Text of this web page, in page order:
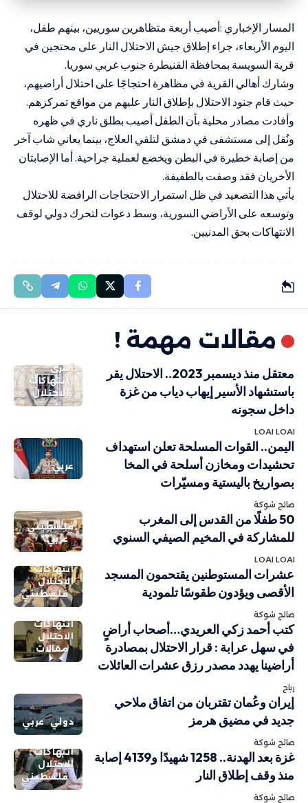
المسار الإخباري :أصيب أربعة متظاهرين سوريين، بينهم طفل،
اليوم الأربعاء، جراء إطلاق جيش الاحتلال النار على محتجين في
قرية السويسة بمحافظة القنيطرة جنوب غربي سوريا.
وشارك أهالي القرية في مظاهرة احتجاجًا على احتلال أراضيهم،
حيث قام جنود الاحتلال بإطلاق النار عليهم من مواقع تمركزهم.
وأفادت مصادر محلية بأن الطفل أصيب بطلق ناري في ظهره
ونُقل إلى مستشفى في دمشق لتلقي العلاج، بينما يعاني شاب آخر
من إصابة خطيرة في البطن ويخضع لعملية جراحية. أما الإصابتان
الأخريان فقد وصفت بالطفيفة.
يأتي هذا التصعيد في ظل استمرار الاحتجاجات الرافضة للاحتلال
وتوسعه على الأراضي السورية، وسط دعوات لتحرك دولي لوقف
الانتهاكات بحق المدنيين.
مقالات مهمة !
أسرى
انتهاكات
الاحتلال
معتقل منذ ديسمبر 2023.. الاحتلال يقر
باستشهاد الأسير إيهاب دياب من غزة
داخل سجونه
LOAI LOAI
عربي
اليمن.. القوات المسلحة تعلن استهداف
تحشيدات ومخازن أسلحة في المخا
بصواريخ باليستية ومسيّرات
صالح شوكة
فلسطيني
عربي
50 طفلًا من القدس إلى المغرب
للمشاركة في المخيم الصيفي السنوي
LOAI LOAI
انتهاكات
الاحتلال
فلسطيني
عشرات المستوطنين يقتحمون المسجد
الأقصى ويؤدون طقوسًا تلمودية
صالح شوكة
انتهاكات
الاحتلال
مقالات
كتب أحمد زكي العريدي…أصحاب أراضٍ
في سهل عرابة : قرار الاحتلال بمصادرة
أراضينا يهدد مصدر رزق عشرات العائلات
رباح
دولي عربي
إيران وعُمان تقتربان من اتفاق ملاحي
جديد في مضيق هرمز
صالح شوكة
انتهاكات
الاحتلال
فلسطيني
غزة بعد الهدنة.. 1258 شهيدًا و4139 إصابة
منذ وقف إطلاق النار
صالح شوكة